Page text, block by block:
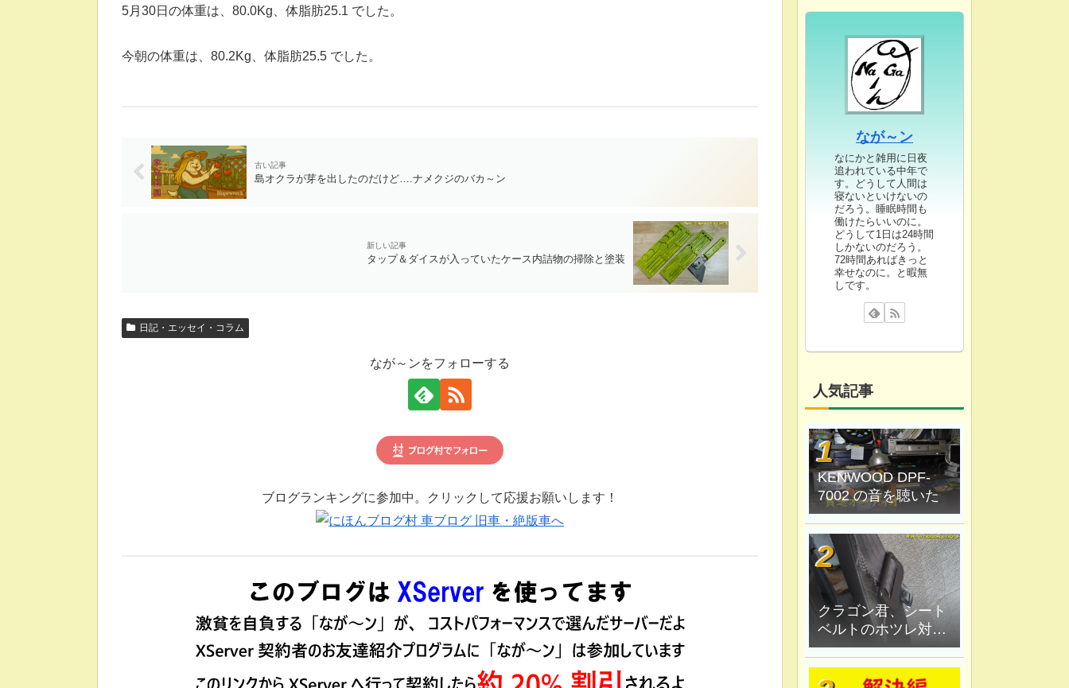
5月30日の体重は、80.0Kg、体脂肪25.1 でした。
今朝の体重は、80.2Kg、体脂肪25.5 でした。
島オクラが芽を出したのだけど….ナメクジのバカ～ン
タップ＆ダイスが入っていたケース内詰物の掃除と塗装
日記・エッセイ・コラム
なが～ンをフォローする
ブログランキングに参加中。クリックして応援お願いします！
なが～ン
なにかと雑用に日夜
追われている中年で
す。どうして人間は
寝ないといけないの
だろう。睡眠時間も
働けたらいいのに。
どうして1日は24時間
しかないのだろう。
72時間あればきっと
幸せなのに。と暇無
しです。
人気記事
KENWOOD DPF-
7002 の音を聴いた
クラゴン君、シート
ベルトのホツレ対策
修理、ハンダ鏝で炙
ってみる